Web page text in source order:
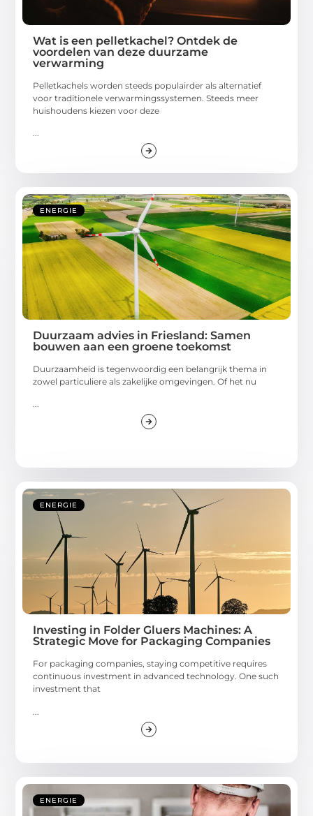
Wat is een pelletkachel? Ontdek de
voordelen van deze duurzame
verwarming
Pelletkachels worden steeds populairder als alternatief
voor traditionele verwarmingssystemen. Steeds meer
huishoudens kiezen voor deze
...
ENERGIE
Duurzaam advies in Friesland: Samen
bouwen aan een groene toekomst
Duurzaamheid is tegenwoordig een belangrijk thema in
zowel particuliere als zakelijke omgevingen. Of het nu
...
ENERGIE
Investing in Folder Gluers Machines: A
Strategic Move for Packaging Companies
For packaging companies, staying competitive requires
continuous investment in advanced technology. One such
investment that
ENERGIE